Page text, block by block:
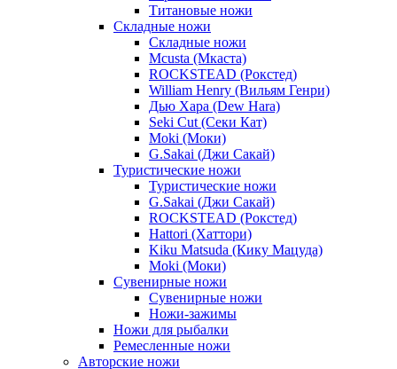
Титановые ножи
Складные ножи
Складные ножи
Mcusta (Мкаста)
ROCKSTEAD (Рокстед)
William Henry (Вильям Генри)
Дью Хара (Dew Hara)
Seki Cut (Секи Кат)
Moki (Моки)
G.Sakai (Джи Сакай)
Туристические ножи
Туристические ножи
G.Sakai (Джи Сакай)
ROCKSTEAD (Рокстед)
Hattori (Хаттори)
Kiku Matsuda (Кику Мацуда)
Moki (Моки)
Сувенирные ножи
Сувенирные ножи
Ножи-зажимы
Ножи для рыбалки
Ремесленные ножи
Авторские ножи